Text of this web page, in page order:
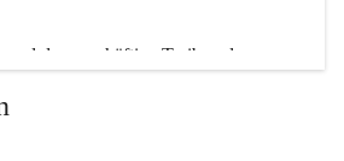
das geschäftige Treiben der